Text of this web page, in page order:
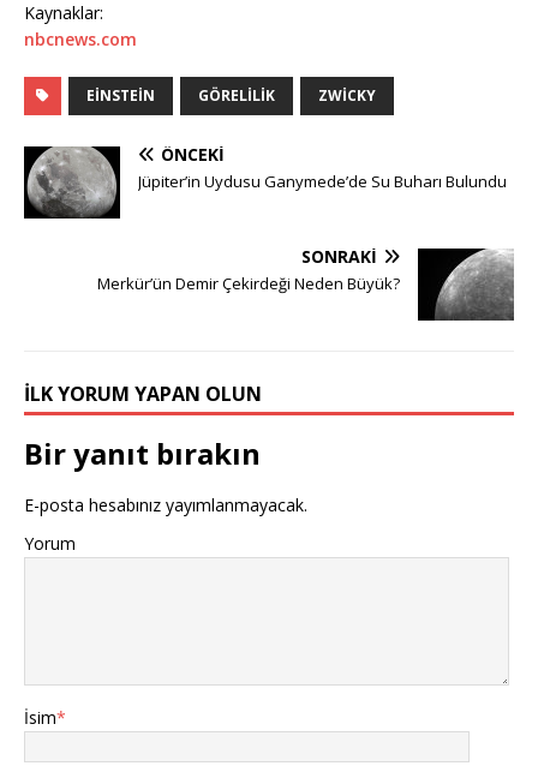
Kaynaklar:
nbcnews.com
EINSTEIN GÖRELILIK ZWICKY
ÖNCEKI
Jüpiter’in Uydusu Ganymede’de Su Buharı Bulundu
SONRAKI
Merkür’ün Demir Çekirdeği Neden Büyük?
İLK YORUM YAPAN OLUN
Bir yanıt bırakın
E-posta hesabınız yayımlanmayacak.
Yorum
İsim*